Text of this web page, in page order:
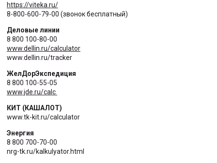
https://viteka.ru/
8-800-600-79-00 (звонок бесплатный)
Деловые линии
8 800 100-80-00
www.dellin.ru/calculator
www.dellin.ru/tracker
ЖелДорЭкспедиция
8 800 100-55-05
www.jde.ru/calc
КИТ (КАШАЛОТ)
www.tk-kit.ru/calculator
Энергия
8 800 700-70-00
nrg-tk.ru/kalkulyator.html